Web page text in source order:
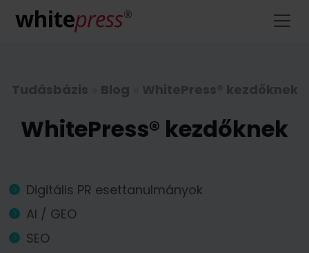
Tudásbázis Blog WhitePress® kezdőknek
WhitePress® kezdőknek
Digitális PR esettanulmányok
AI / GEO
SEO